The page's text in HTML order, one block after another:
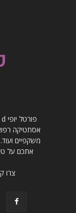
אסתטיקה
משקפיים
אתכם על
צרו